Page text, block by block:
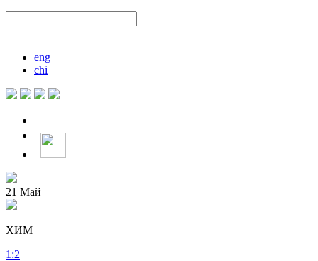
eng
chi
21 Май
ХИМ
1 :2